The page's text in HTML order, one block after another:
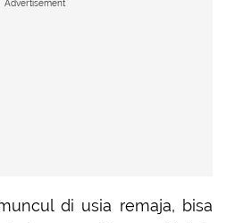
Advertisement
di usia remaja, bisa